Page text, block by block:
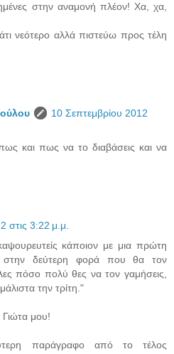
στην αναμονή πλέον! Χα, χα,
νεότερο αλλά πιστεύω προς τέλη
10 Σεπτεμβρίου 2012
και πως να το διαβάσεις και να
στις 3:22 μ.μ.
κάποιον με μια πρώτη
στην δεύτερη φορά που θα τον
πόσο πολύ θες να τον γαμήσεις,
την τρίτη."
μου!
παράγραφο από το τέλος